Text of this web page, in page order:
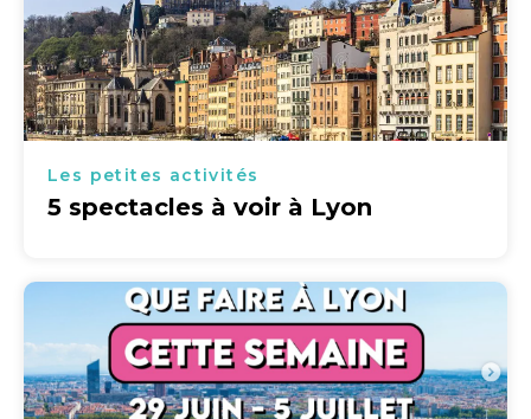
Les petites activités
5 spectacles à voir à Lyon